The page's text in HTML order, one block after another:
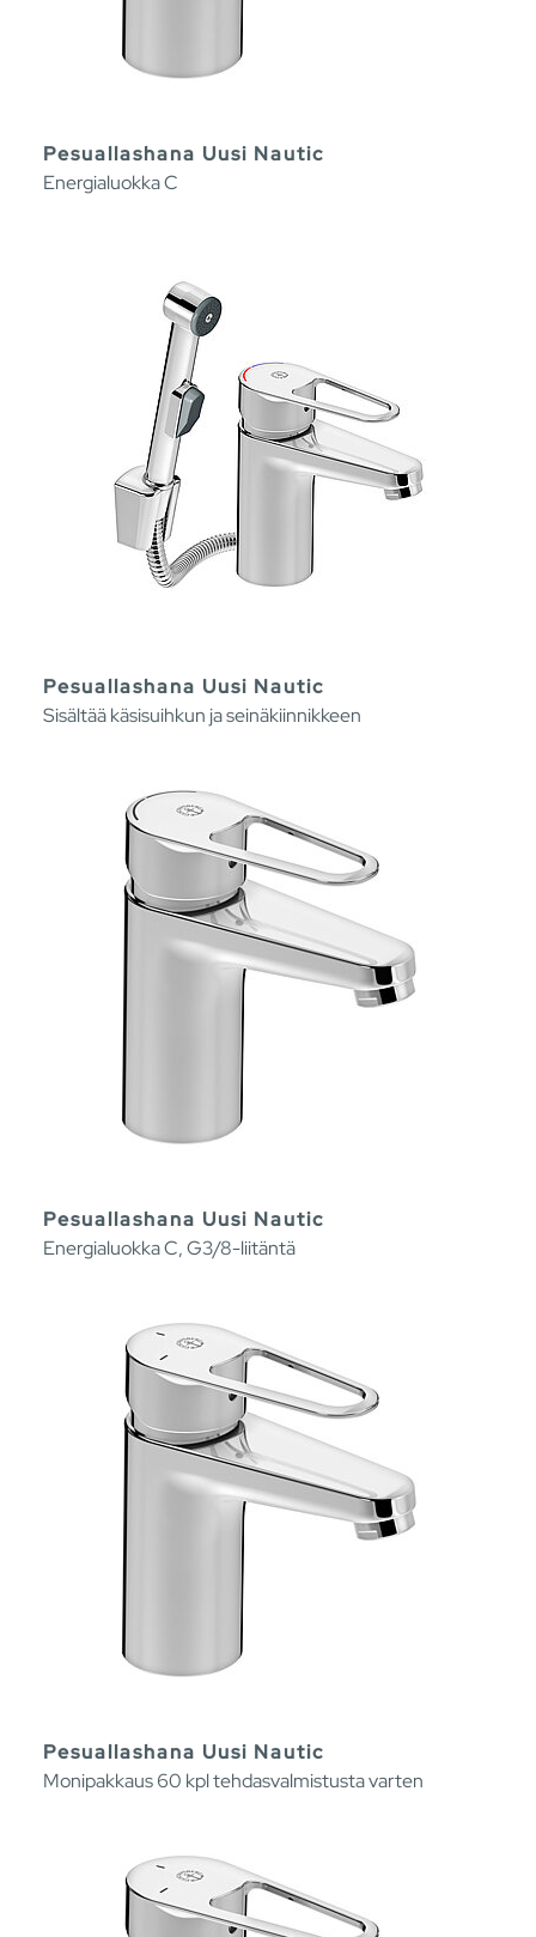
Pesuallashana Uusi Nautic
Energialuokka C
Pesuallashana Uusi Nautic
Sisältää käsisuihkun ja seinäkiinnikkeen
Pesuallashana Uusi Nautic
Energialuokka C, G3/8-liitäntä
Pesuallashana Uusi Nautic
Monipakkaus 60 kpl tehdasvalmistusta varten